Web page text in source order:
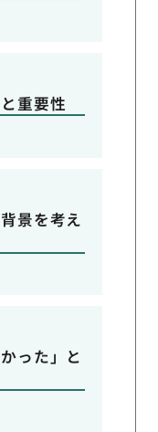
重要性
景を考え
った」と